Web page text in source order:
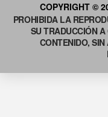
COPYRIGHT ©
PROHIBIDA LA
SU TRADUCCIÓN
CONTENIDO,